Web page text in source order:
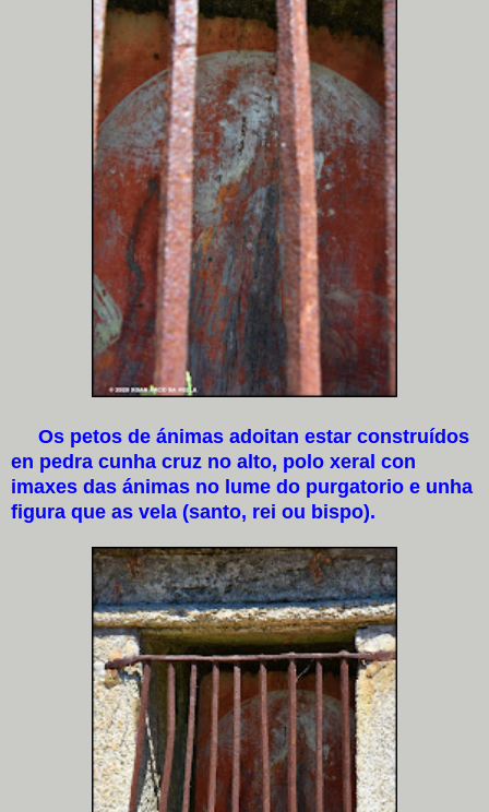
Os petos de ánimas adoitan estar construídos
en pedra cunha cruz no alto, polo xeral con
imaxes das ánimas no lume do purgatorio e unha
figura que as vela (santo, rei ou bispo).